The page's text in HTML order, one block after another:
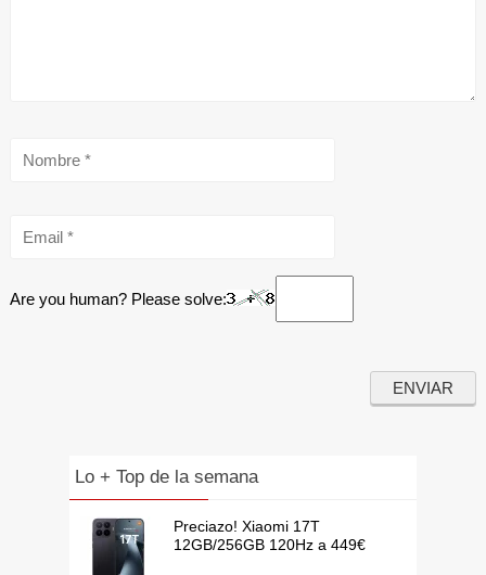
Are you human? Please solve:
Lo + Top de la semana
Preciazo! Xiaomi 17T
12GB/256GB 120Hz a 449€